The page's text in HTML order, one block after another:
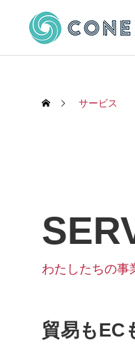
カナダ企業のコ
ルを解決
サービス
わたしたちの事
貿易もEC